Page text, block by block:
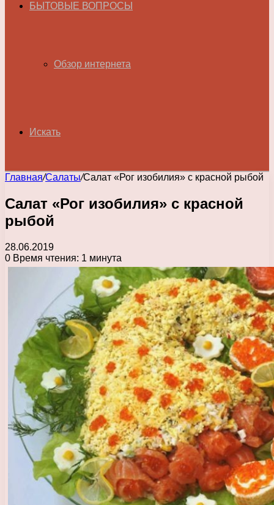
БЫТОВЫЕ ВОПРОСЫ
Обзор интернета
Искать
Главная/Салаты/Салат «Рог изобилия» с красной рыбой
Салат «Рог изобилия» с красной
рыбой
28.06.2019
0 Время чтения: 1 минута